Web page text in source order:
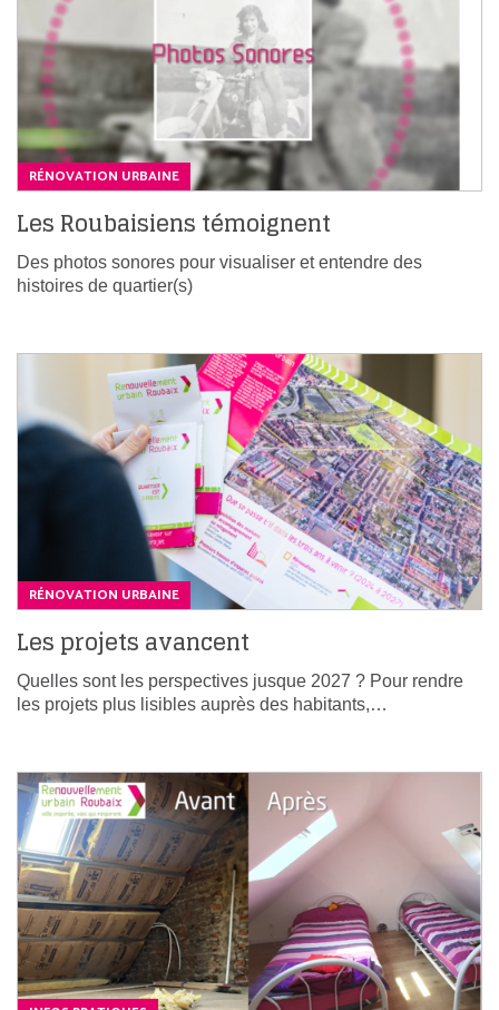
RÉNOVATION URBAINE
Les Roubaisiens témoignent
Des photos sonores pour visualiser et entendre des
histoires de quartier(s)
RÉNOVATION URBAINE
Les projets avancent
Quelles sont les perspectives jusque 2027 ? Pour rendre
les projets plus lisibles auprès des habitants,…